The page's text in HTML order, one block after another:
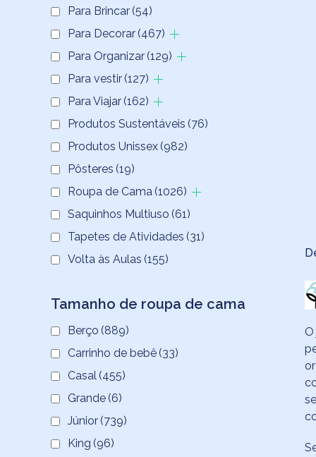
Para Brincar (54)
Para Decorar (467)
Para Organizar (129)
Para vestir (127)
Para Viajar (162)
Produtos Sustentáveis (76)
Produtos Unissex (982)
Pôsteres (19)
Roupa de Cama (1026)
Saquinhos Multiuso (61)
Tapetes de Atividades (31)
Volta às Aulas (155)
Tamanho de roupa de cama
Berço (889)
Carrinho de bebê (33)
Casal (455)
Grande (6)
Júnior (739)
King (96)